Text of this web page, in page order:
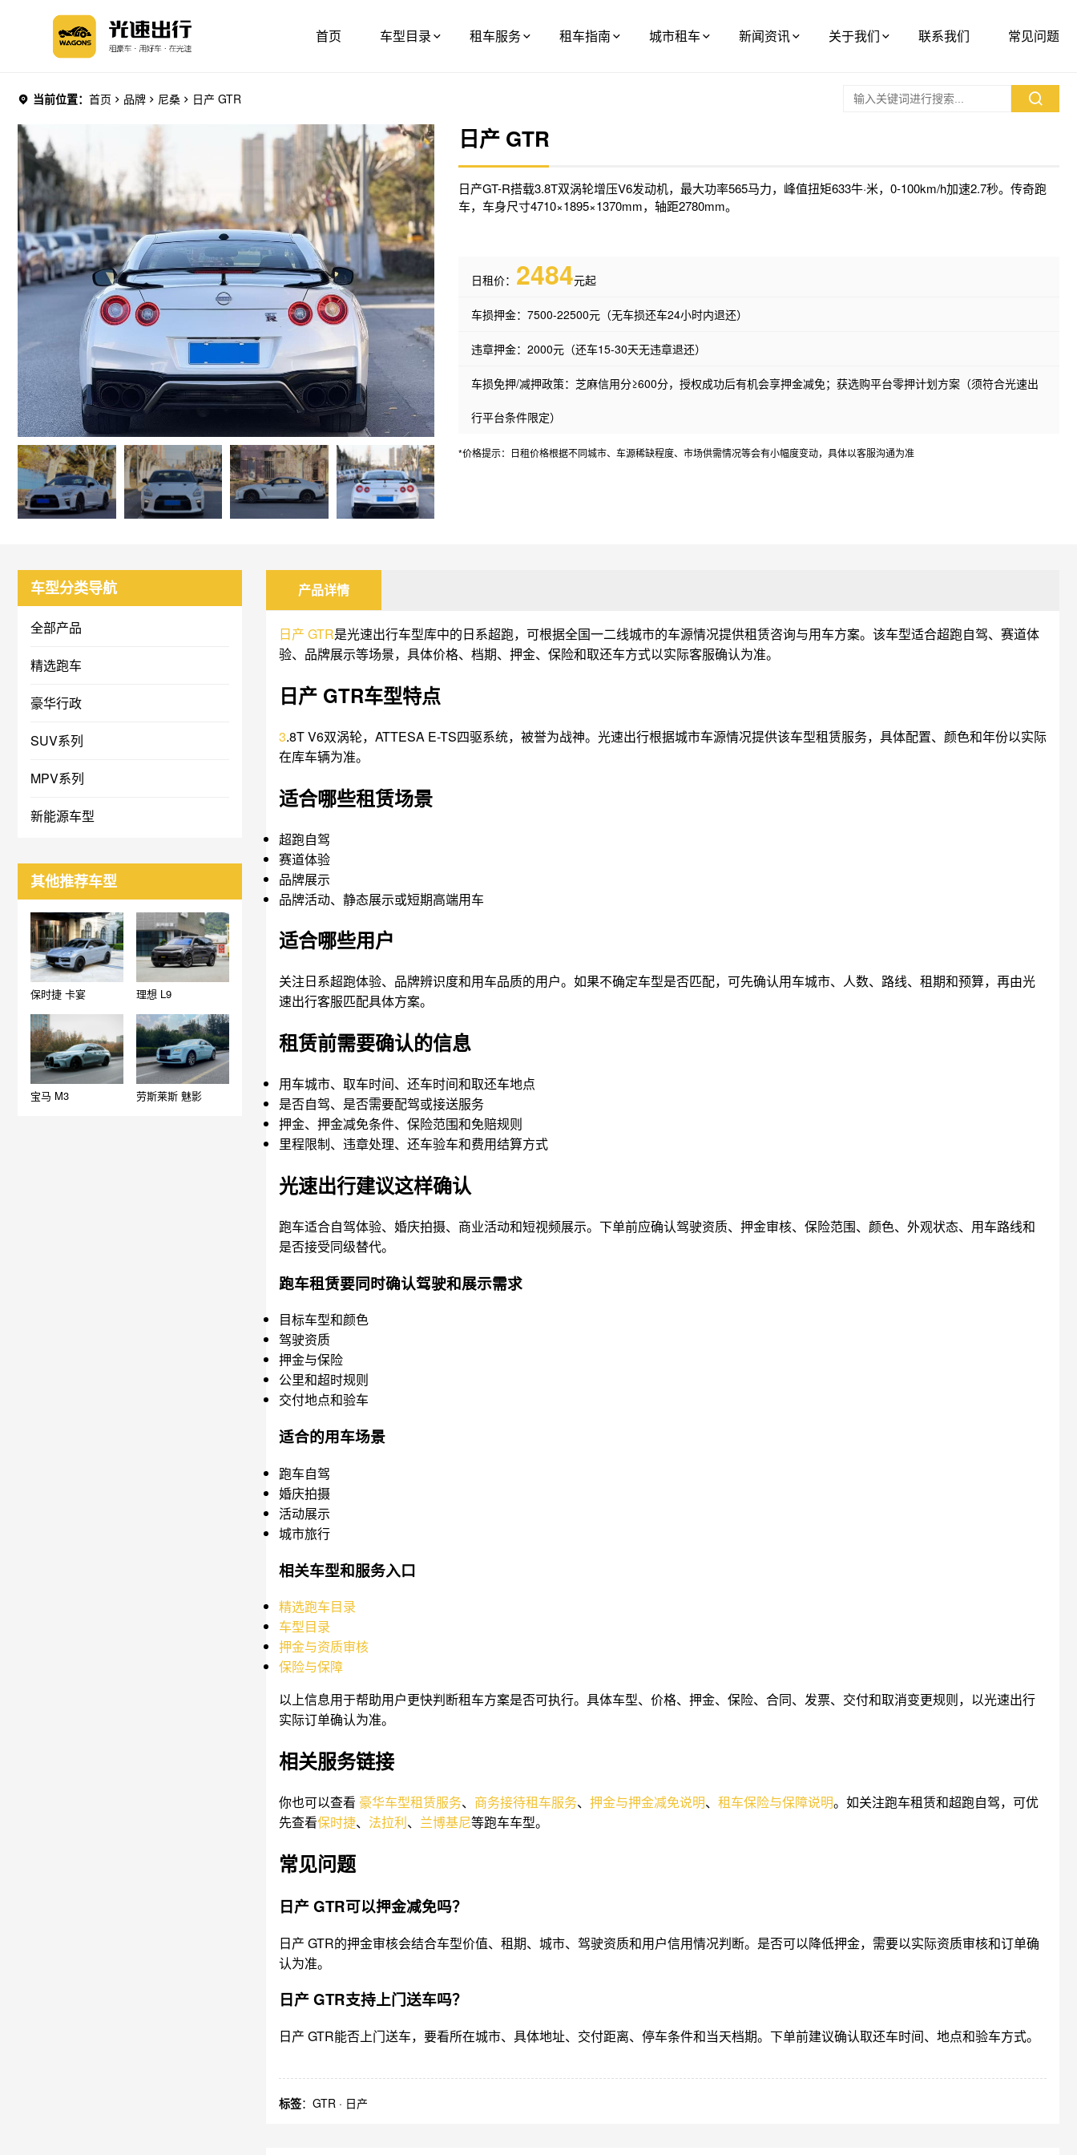
首页 车型目录 租车服务 租车指南 城市租车 新闻资讯 关于我们 联系我们 常见问题
当前位置： 首页 品牌 尼桑 日产 GTR
日产 GTR
日产GT-R搭载3.8T双涡轮增压V6发动机，最大功率565马力，峰值扭矩633牛·米，0-100km/h加速2.7秒。传奇跑
车，车身尺寸4710×1895×1370mm，轴距2780mm。
日租价： 2484元起
车损押金：7500-22500元（无车损还车24小时内退还）
违章押金：2000元（还车15-30天无违章退还）
车损免押/减押政策：芝麻信用分≥600分，授权成功后有机会享押金减免；获选购平台零押计划方案（须符合光速出
行平台条件限定）
*价格提示：日租价格根据不同城市、车源稀缺程度、市场供需情况等会有小幅度变动，具体以客服沟通为准
车型分类导航
全部产品
精选跑车
豪华行政
SUV系列
MPV系列
新能源车型
其他推荐车型
保时捷 卡宴 理想 L9
宝马 M3 劳斯莱斯 魅影
产品详情
日产 GTR是光速出行车型库中的日系超跑，可根据全国一二线城市的车源情况提供租赁咨询与用车方案。该车型适合超跑自驾、赛道体
验、品牌展示等场景，具体价格、档期、押金、保险和取还车方式以实际客服确认为准。
日产 GTR车型特点
3.8T V6双涡轮，ATTESA E-TS四驱系统，被誉为战神。光速出行根据城市车源情况提供该车型租赁服务，具体配置、颜色和年份以实际
在库车辆为准。
适合哪些租赁场景
超跑自驾
赛道体验
品牌展示
品牌活动、静态展示或短期高端用车
适合哪些用户
关注日系超跑体验、品牌辨识度和用车品质的用户。如果不确定车型是否匹配，可先确认用车城市、人数、路线、租期和预算，再由光
速出行客服匹配具体方案。
租赁前需要确认的信息
用车城市、取车时间、还车时间和取还车地点
是否自驾、是否需要配驾或接送服务
押金、押金减免条件、保险范围和免赔规则
里程限制、违章处理、还车验车和费用结算方式
光速出行建议这样确认
跑车适合自驾体验、婚庆拍摄、商业活动和短视频展示。下单前应确认驾驶资质、押金审核、保险范围、颜色、外观状态、用车路线和
是否接受同级替代。
跑车租赁要同时确认驾驶和展示需求
目标车型和颜色
驾驶资质
押金与保险
公里和超时规则
交付地点和验车
适合的用车场景
跑车自驾
婚庆拍摄
活动展示
城市旅行
相关车型和服务入口
精选跑车目录
车型目录
押金与资质审核
保险与保障
以上信息用于帮助用户更快判断租车方案是否可执行。具体车型、价格、押金、保险、合同、发票、交付和取消变更规则，以光速出行
实际订单确认为准。
相关服务链接
你也可以查看 豪华车型租赁服务、 商务接待租车服务、 押金与押金减免说明、 租车保险与保障说明。如关注跑车租赁和超跑自驾，可优
先查看保时捷、 法拉利、 兰博基尼等跑车车型。
常见问题
日产 GTR可以押金减免吗？
日产 GTR的押金审核会结合车型价值、租期、城市、驾驶资质和用户信用情况判断。是否可以降低押金，需要以实际资质审核和订单确
认为准。
日产 GTR支持上门送车吗？
日产 GTR能否上门送车，要看所在城市、具体地址、交付距离、停车条件和当天档期。下单前建议确认取还车时间、地点和验车方式。
标签： GTR · 日产